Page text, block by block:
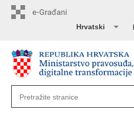
Hrvatski